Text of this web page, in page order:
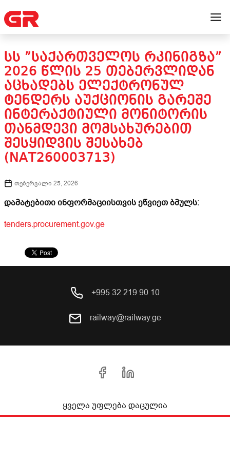
ᲡᲡ ”ᲡᲐᲥᲐᲠᲗᲕᲔᲚᲝᲡ ᲠᲙᲘᲜᲘᲒᲖᲐ”
2026 ᲬᲚᲘᲡ 25 ᲗᲔᲑᲔᲠᲕᲚᲘᲓᲐᲜ
ᲐᲪᲮᲐᲓᲔᲑᲡ ᲔᲚᲔᲥᲢᲠᲝᲜᲣᲚ
ᲢᲔᲜᲓᲔᲠᲡ ᲐᲣᲥᲪᲘᲝᲜᲘᲡ ᲒᲐᲠᲔᲨᲔ
ᲘᲜᲢᲔᲠᲐᲥᲢᲘᲣᲚᲘ ᲛᲝᲜᲘᲢᲝᲠᲘᲡ
ᲗᲐᲜᲛᲓᲔᲕᲘ ᲛᲝᲛᲡᲐᲮᲣᲠᲔᲑᲘᲗ
ᲨᲔᲡᲧᲘᲓᲕᲘᲡ ᲨᲔᲡᲐᲮᲔᲑ
(NAT260003713)
თებერვალი 25, 2026
დამატებითი ინფორმაციისთვის ეწვიეთ ბმულს:
tenders.procurement.gov.ge
+995 32 219 90 10
railway@railway.ge
ყველა უფლება დაცულია